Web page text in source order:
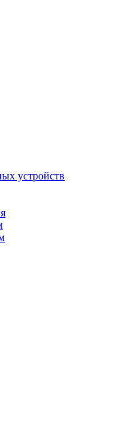
устройств